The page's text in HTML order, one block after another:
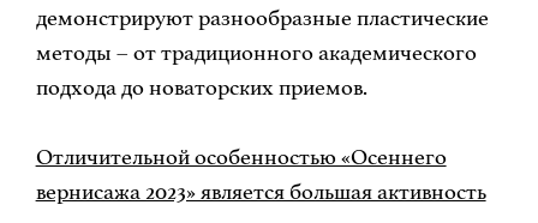
демонстрируют разнообразные пластические
методы – от традиционного академического
подхода до новаторских приемов.
Отличительной особенностью «Осеннего
вернисажа 2023» является большая активность